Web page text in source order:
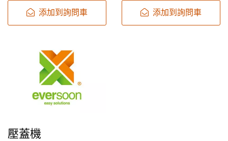
方案給您參考。
添加到詢問車 添加到詢問車
壓蓋機